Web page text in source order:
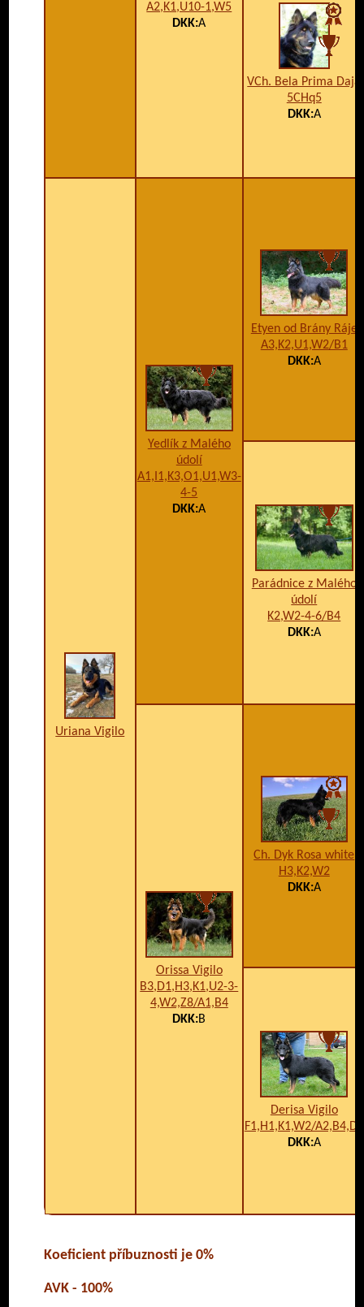
A2,K1,U10-1,W5
DKK:A
VCh. Bela Prima Daja
5CHq5
DKK:A
Uriana Vigilo
Yedlík z Malého
údolí
A1,I1,K3,O1,U1,W3-
4-5
DKK:A
Etyen od Brány Ráje
A3,K2,U1,W2/B1
DKK:A
Parádnice z Malého
údolí
K2,W2-4-6/B4
DKK:A
Orissa Vigilo
B3,D1,H3,K1,U2-3-
4,W2,Z8/A1,B4
DKK:B
Ch. Dyk Rosa white
H3,K2,W2
DKK:A
Derisa Vigilo
F1,H1,K1,W2/A2,B4,D2
DKK:A
Koeficient příbuznosti je 0%
AVK - 100%